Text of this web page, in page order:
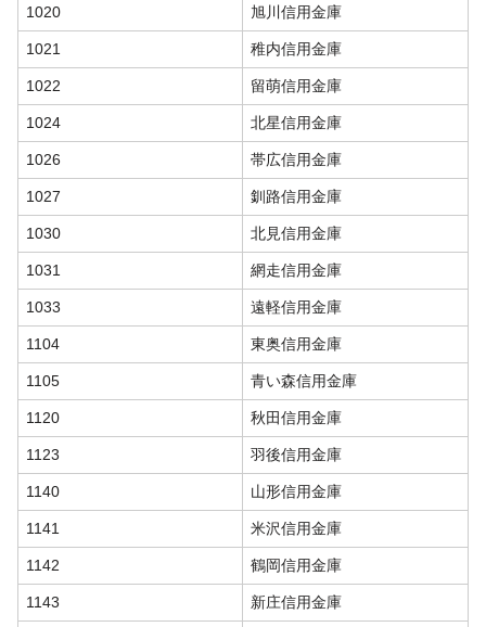
1020 旭川信用金庫
1021 稚内信用金庫
1022 留萌信用金庫
1024 北星信用金庫
1026 帯広信用金庫
1027 釧路信用金庫
1030 北見信用金庫
1031 網走信用金庫
1033 遠軽信用金庫
1104 東奥信用金庫
1105 青い森信用金庫
1120 秋田信用金庫
1123 羽後信用金庫
1140 山形信用金庫
1141 米沢信用金庫
1142 鶴岡信用金庫
1143 新庄信用金庫